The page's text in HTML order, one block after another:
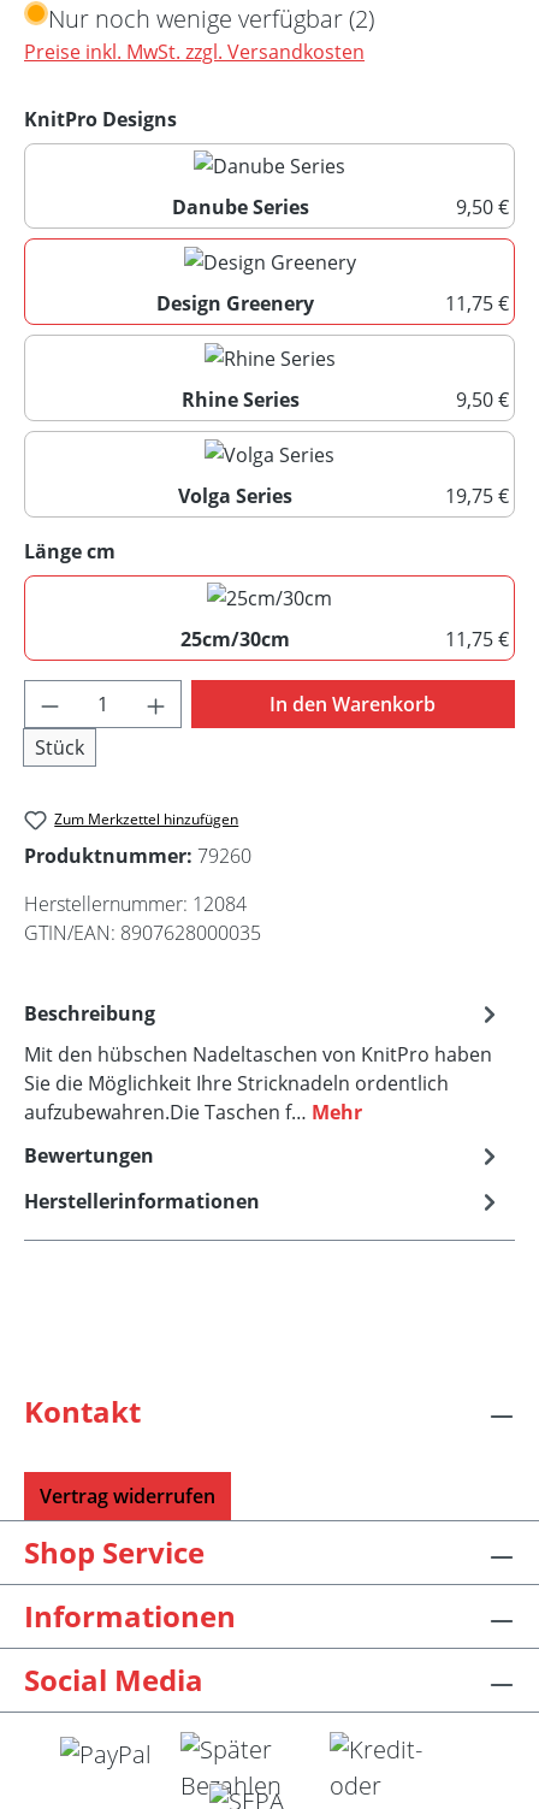
Nur noch wenige verfügbar (2)
Preise inkl. MwSt. zzgl. Versandkosten
KnitPro Designsauswählen
Danube Series
9,50 €
Danube Series
Design Greenery
11,75 €
Design Greenery
Rhine Series
9,50 €
Rhine Series
Volga Series
19,75 €
Länge cm
25cm/30cm
11,75 €
25cm/30cm
Produkt Anzahl: Gib den gewünschten
Stück
In den Warenkorb
Zum Merkzettel hinzufügen
Produktnummer: 79260
Herstellernummer: 12084
GTIN/EAN: 8907628000035
Beschreibung
Mit den hübschen Nadeltaschen von KnitPro haben
Sie die Möglichkeit Ihre Stricknadeln ordentlich
aufzubewahren.Die Taschen f… Mehr
Bewertungen
Herstellerinformationen
Kontakt
Vertrag widerrufen
Shop Service
Informationen
Social Media